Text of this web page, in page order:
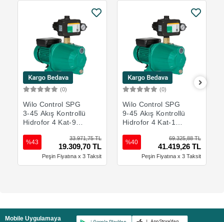
(0)
Wilo Control SPG
3-45 Akış Kontrollü
Hidrofor 4 Kat-9
33.971,75 TL
19.309,70 TL
%43
Peşin Fiyatına x 3 Taksit
(0)
Wilo Control SPG
9-45 Akış Kontrollü
Hidrofor 4 Kat-17
69.325,88 TL
41.419,26 TL
%40
Peşin Fiyatına x 3 Taksit
Mobile Uygulamaya